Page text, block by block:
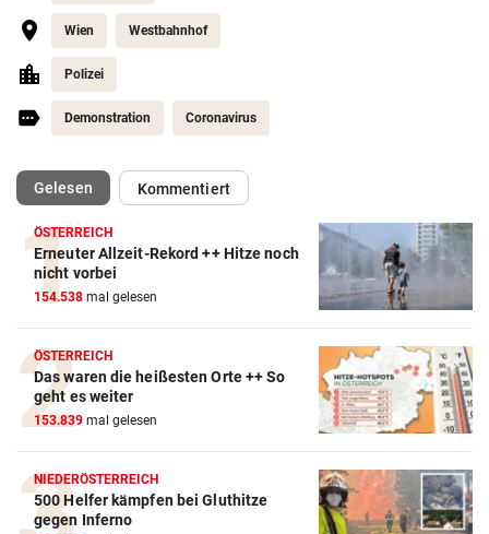
Wien Westbahnhof
Polizei
Demonstration Coronavirus
Gelesen(ausgewählt)Kommentiert
ÖSTERREICH
Erneuter Allzeit-Rekord ++ Hitze noch
nicht vorbei
154.538 mal gelesen
ÖSTERREICH
Das waren die heißesten Orte ++ So
geht es weiter
153.839 mal gelesen
NIEDERÖSTERREICH
500 Helfer kämpfen bei Gluthitze
gegen Inferno